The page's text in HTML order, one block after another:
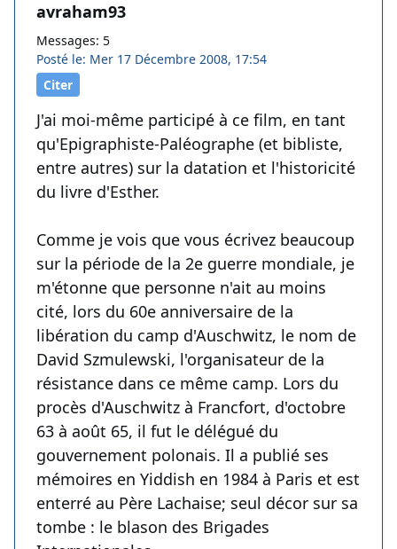
avraham93
Messages: 5
Posté le: Mer 17 Décembre 2008, 17:54
Citer
J'ai moi-même participé à ce film, en tant
qu'Epigraphiste-Paléographe (et bibliste,
entre autres) sur la datation et l'historicité
du livre d'Esther.
Comme je vois que vous écrivez beaucoup
sur la période de la 2e guerre mondiale, je
m'étonne que personne n'ait au moins
cité, lors du 60e anniversaire de la
libération du camp d'Auschwitz, le nom de
David Szmulewski, l'organisateur de la
résistance dans ce même camp. Lors du
procès d'Auschwitz à Francfort, d'octobre
63 à août 65, il fut le délégué du
gouvernement polonais. Il a publié ses
mémoires en Yiddish en 1984 à Paris et est
enterré au Père Lachaise; seul décor sur sa
tombe : le blason des Brigades